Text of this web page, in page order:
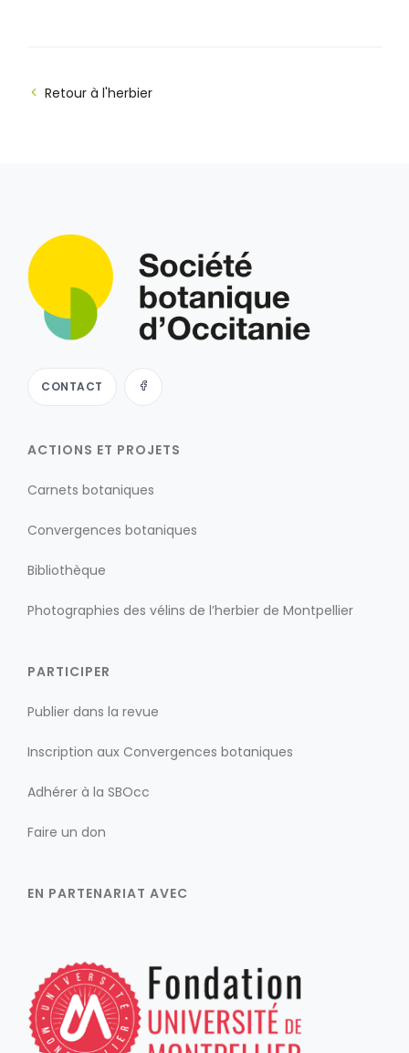
Retour à l'herbier
CONTACT
ACTIONS ET PROJETS
Carnets botaniques
Convergences botaniques
Bibliothèque
Photographies des vélins de l’herbier de Montpellier
PARTICIPER
Publier dans la revue
Inscription aux Convergences botaniques
Adhérer à la SBOcc
Faire un don
EN PARTENARIAT AVEC